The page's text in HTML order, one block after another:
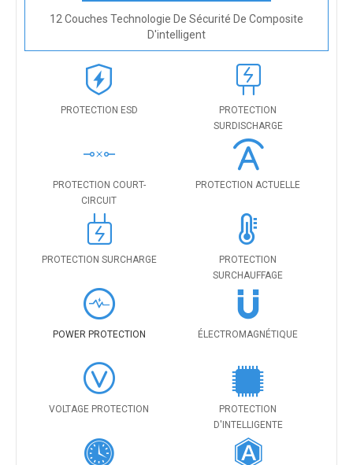
12 Couches Technologie De Sécurité De Composite
D'intelligent
PROTECTION ESD
PROTECTION
SURDISCHARGE
PROTECTION COURT-
CIRCUIT
PROTECTION ACTUELLE
PROTECTION SURCHARGE
PROTECTION
SURCHAUFFAGE
POWER PROTECTION ÉLECTROMAGNÉTIQUE
VOLTAGE PROTECTION
PROTECTION
D'INTELLIGENTE